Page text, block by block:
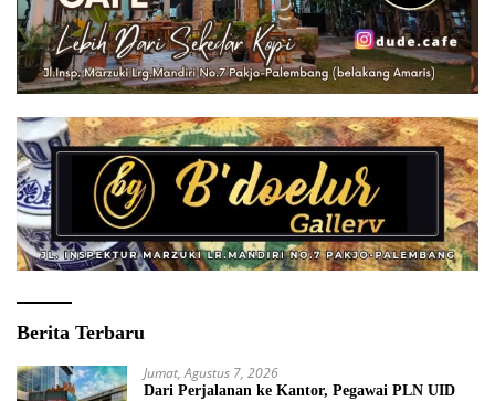
Berita Terbaru
Jumat, Agustus 7, 2026
Dari Perjalanan ke Kantor, Pegawai PLN UID